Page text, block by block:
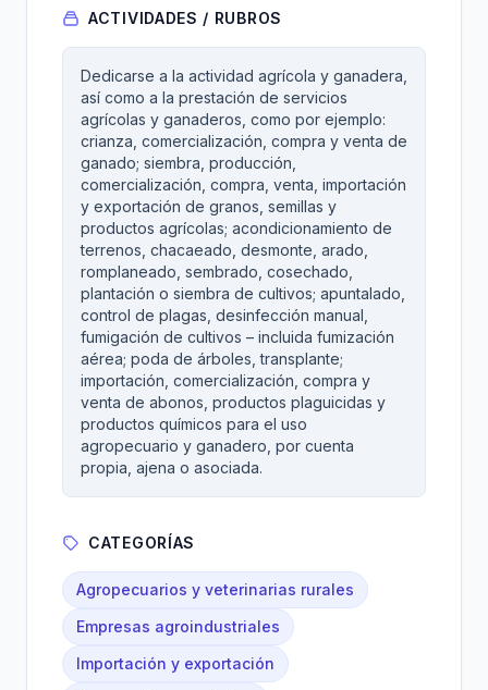
ACTIVIDADES / RUBROS
Dedicarse a la actividad agrícola y ganadera,
así como a la prestación de servicios
agrícolas y ganaderos, como por ejemplo:
crianza, comercialización, compra y venta de
ganado; siembra, producción,
comercialización, compra, venta, importación
y exportación de granos, semillas y
productos agrícolas; acondicionamiento de
terrenos, chacaeado, desmonte, arado,
romplaneado, sembrado, cosechado,
plantación o siembra de cultivos; apuntalado,
control de plagas, desinfección manual,
fumigación de cultivos – incluida fumización
aérea; poda de árboles, transplante;
importación, comercialización, compra y
venta de abonos, productos plaguicidas y
productos químicos para el uso
agropecuario y ganadero, por cuenta
propia, ajena o asociada.
CATEGORÍAS
Agropecuarios y veterinarias rurales
Empresas agroindustriales
Importación y exportación